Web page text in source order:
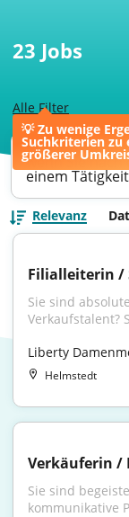
💡 Zu wenige
Suchkriterien zu
größerer
Alle Filter
23 Jobs
Ihre Jobsuche
wenn Sie
einem
Relevanz
Filialleiterin /
Sie sind
Verkaufstalent?
Liberty
Helmstedt
Verkäuferin /
Sie sind
kommunikative